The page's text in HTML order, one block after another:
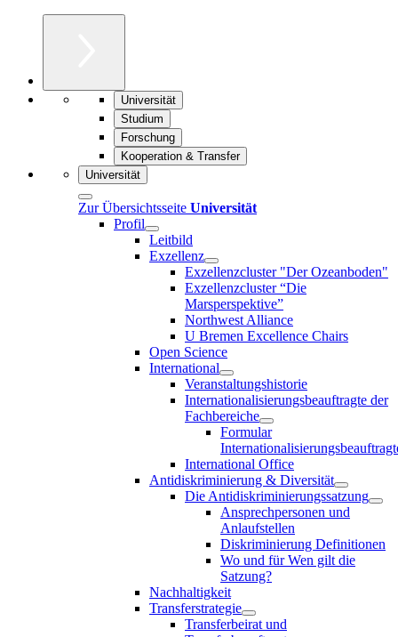
Universität
Studium
Forschung
Kooperation & Transfer
Universität
Zur Übersichtsseite Universität
Profil
Leitbild
Exzellenz
Exzellenzcluster "Der Ozeanboden"
Exzellenzcluster “Die
Marsperspektive”
Northwest Alliance
U Bremen Excellence Chairs
Open Science
International
Veranstaltungshistorie
Internationalisierungsbeauftragte der
Fachbereiche
Formular
International Office
Antidiskriminierung & Diversität
Die Antidiskriminierungssatzung
Ansprechpersonen und
Anlaufstellen
Diskriminierung Definitionen
Wo und für Wen gilt die
Satzung?
Nachhaltigkeit
Transferstrategie
Transferbeirat und